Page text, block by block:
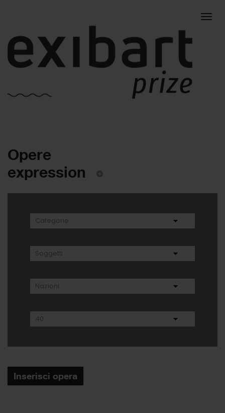
Opere
expression
Inserisci opera